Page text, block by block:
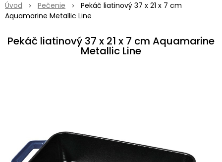
Úvod Pečenie
Pekáč liatinový 37 x 21 x 7 cm
Aquamarine Metallic Line
Pekáč liatinový 37 x 21 x 7 cm Aquamarine
Metallic Line